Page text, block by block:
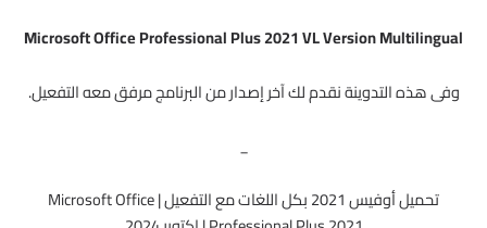
Microsoft Office Professional Plus 2021 VL Version Multilingual
وفى هذه التدوينة نقدم لك آخر إصدار من البرنامج مرفق معه التفعيل.
_
تحميل أوفيس 2021 بكل اللغات مع التفعيل | Microsoft Office